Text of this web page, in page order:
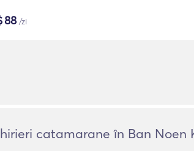
88/zi
catamarane în Ban Noen